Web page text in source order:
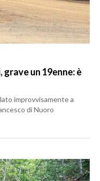
un 19enne: è
improvvisamente a
di Nuoro